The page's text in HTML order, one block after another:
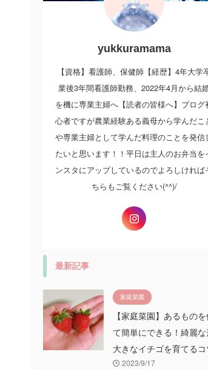
yukkuramama
【資格】看護師、保健師【経歴】4年大学
業後3年間看護師勤務、2022年4月から結
を機に専業主婦へ【読者の皆様へ】ブログ
心者ですが農業経験ある義母から学んだこ
や専業主婦として学んだ料理のことを発信
たいと思います！！平日は主人のお弁当を
ンスタにアップしているのでよろしければ
ちらもご覧ください(^^)/
最新記事
家庭菜園
【家庭菜園】あるもの
て簡単にできる！綺麗
大きなイチゴを育てるコ
2023/9/17